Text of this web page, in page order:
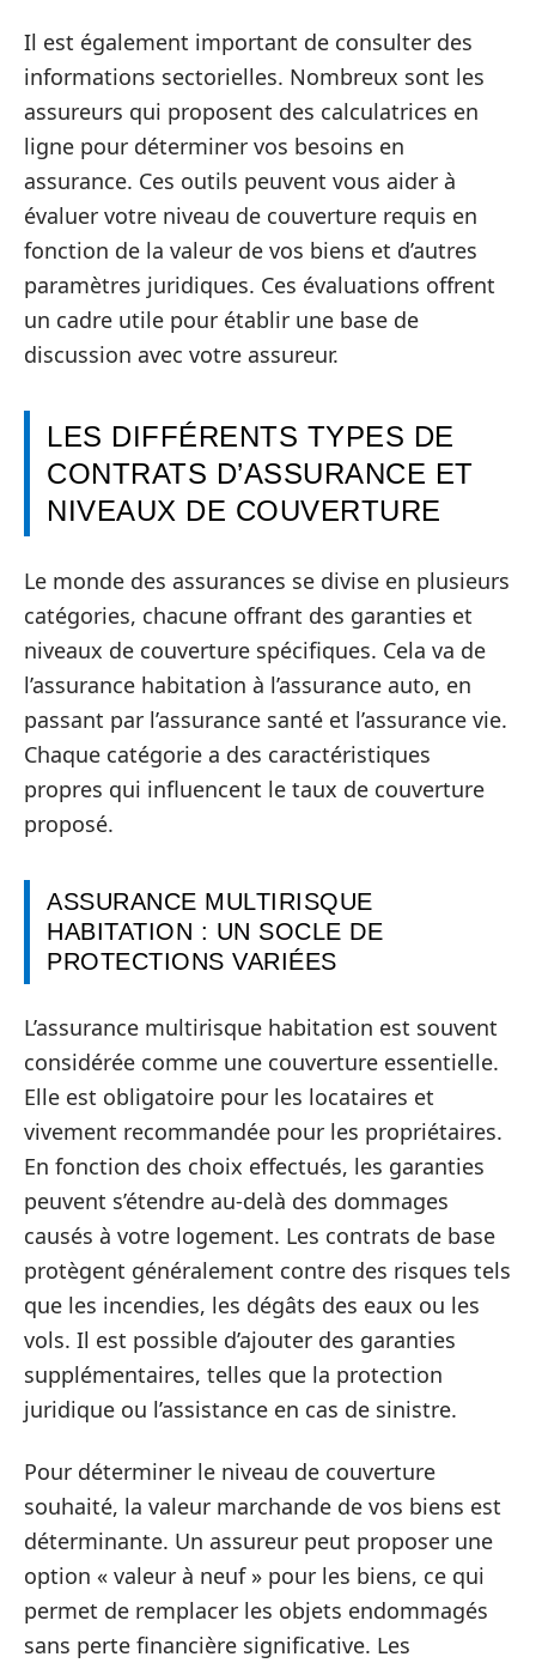
Il est également important de consulter des
informations sectorielles. Nombreux sont les
assureurs qui proposent des calculatrices en
ligne pour déterminer vos besoins en
assurance. Ces outils peuvent vous aider à
évaluer votre niveau de couverture requis en
fonction de la valeur de vos biens et d’autres
paramètres juridiques. Ces évaluations offrent
un cadre utile pour établir une base de
discussion avec votre assureur.
LES DIFFÉRENTS TYPES DE
CONTRATS D’ASSURANCE ET
NIVEAUX DE COUVERTURE
Le monde des assurances se divise en plusieurs
catégories, chacune offrant des garanties et
niveaux de couverture spécifiques. Cela va de
l’assurance habitation à l’assurance auto, en
passant par l’assurance santé et l’assurance vie.
Chaque catégorie a des caractéristiques
propres qui influencent le taux de couverture
proposé.
ASSURANCE MULTIRISQUE
HABITATION : UN SOCLE DE
PROTECTIONS VARIÉES
L’assurance multirisque habitation est souvent
considérée comme une couverture essentielle.
Elle est obligatoire pour les locataires et
vivement recommandée pour les propriétaires.
En fonction des choix effectués, les garanties
peuvent s’étendre au-delà des dommages
causés à votre logement. Les contrats de base
protègent généralement contre des risques tels
que les incendies, les dégâts des eaux ou les
vols. Il est possible d’ajouter des garanties
supplémentaires, telles que la protection
juridique ou l’assistance en cas de sinistre.
Pour déterminer le niveau de couverture
souhaité, la valeur marchande de vos biens est
déterminante. Un assureur peut proposer une
option « valeur à neuf » pour les biens, ce qui
permet de remplacer les objets endommagés
sans perte financière significative. Les